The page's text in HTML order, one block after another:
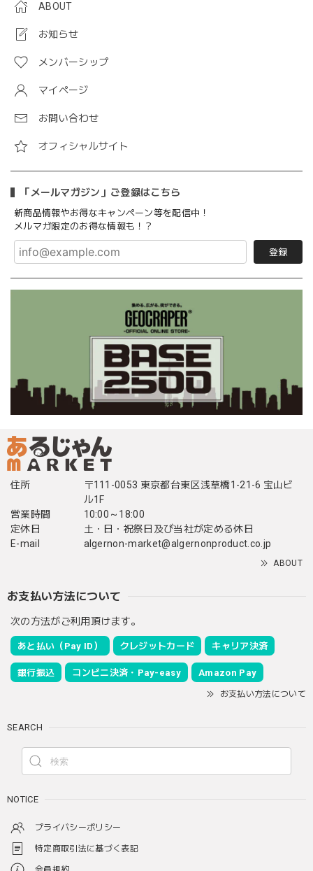
ABOUT
お知らせ
メンバーシップ
マイページ
お問い合わせ
オフィシャルサイト
「メールマガジン」ご登録はこちら
新商品情報やお得なキャンペーン等を配信中！
メルマガ限定のお得な情報も！？
登録
住所
〒111-0053 東京都台東区浅草橋1-21-6 宝山ビ
ル1F
営業時間
10:00～18:00
定休日
土・日・祝祭日及び当社が定める休日
E-mail
algernon-market@algernonproduct.co.jp
ABOUT
お支払い方法について
次の方法がご利用頂けます。
あと払い（Pay ID） クレジットカード キャリア決済
銀行振込 コンビニ決済・Pay-easy Amazon Pay
お支払い方法について
SEARCH
NOTICE
プライバシーポリシー
特定商取引法に基づく表記